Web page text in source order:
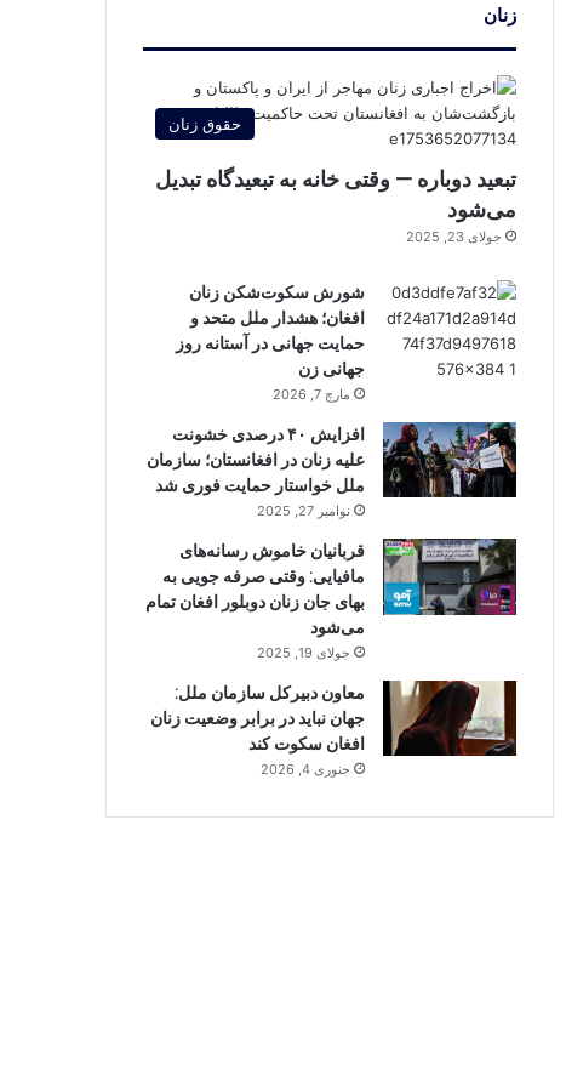
زنان
حقوق زنان
تبعید دوباره — وقتی خانه به تبعیدگاه تبدیل
می‌شود
جولای 23, 2025
شورش سکوت‌شکن زنان
افغان؛ هشدار ملل متحد و
حمایت جهانی در آستانه روز
جهانی زن
مارچ 7, 2026
افزایش ۴۰ درصدی خشونت
علیه زنان در افغانستان؛ سازمان
ملل خواستار حمایت فوری شد
نوامبر 27, 2025
قربانیان خاموش رسانه‌های
مافیایی: وقتی صرفه جویی به
بهای جان زنان دوبلور افغان تمام
می‌شود
جولای 19, 2025
معاون دبیرکل سازمان ملل:
جهان نباید در برابر وضعیت زنان
افغان سکوت کند
جنوری 4, 2026